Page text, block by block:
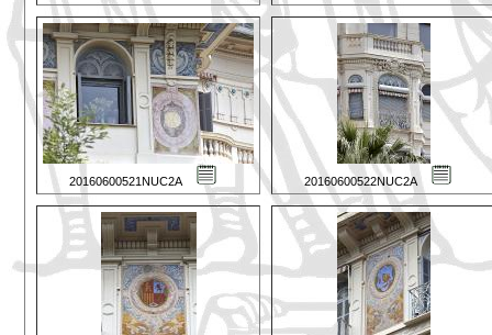
20160600521NUC2A 20160600522NUC2A